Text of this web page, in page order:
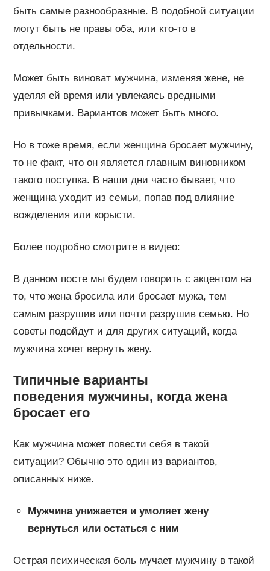
быть самые разнообразные. В подобной ситуации
могут быть не правы оба, или кто-то в
отдельности.
Может быть виноват мужчина, изменяя жене, не
уделяя ей время или увлекаясь вредными
привычками. Вариантов может быть много.
Но в тоже время, если женщина бросает мужчину,
то не факт, что он является главным виновником
такого поступка. В наши дни часто бывает, что
женщина уходит из семьи, попав под влияние
вожделения или корысти.
Более подробно смотрите в видео:
В данном посте мы будем говорить с акцентом на
то, что жена бросила или бросает мужа, тем
самым разрушив или почти разрушив семью. Но
советы подойдут и для других ситуаций, когда
мужчина хочет вернуть жену.
Типичные варианты
поведения мужчины, когда жена
бросает его
Как мужчина может повести себя в такой
ситуации? Обычно это один из вариантов,
описанных ниже.
Мужчина унижается и умоляет жену
вернуться или остаться с ним
Острая психическая боль мучает мужчину в такой